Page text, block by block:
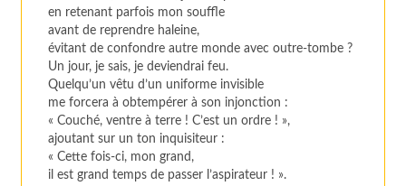
en retenant parfois mon souffle
avant de reprendre haleine,
évitant de confondre autre monde avec outre-tombe ?
Un jour, je sais, je deviendrai feu.
Quelqu’un vêtu d’un uniforme invisible
me forcera à obtempérer à son injonction :
« Couché, ventre à terre ! C’est un ordre ! »,
ajoutant sur un ton inquisiteur :
« Cette fois-ci, mon grand,
il est grand temps de passer l’aspirateur ! ».